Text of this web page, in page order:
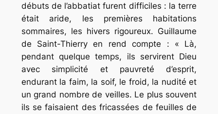
débuts de l’abbatiat furent difficiles : la terre
était aride, les premières habitations
sommaires, les hivers rigoureux. Guillaume
de Saint-Thierry en rend compte : « Là,
pendant quelque temps, ils servirent Dieu
avec simplicité et pauvreté d’esprit,
endurant la faim, la soif, le froid, la nudité et
un grand nombre de veilles. Le plus souvent
ils se faisaient des fricassées de feuilles de